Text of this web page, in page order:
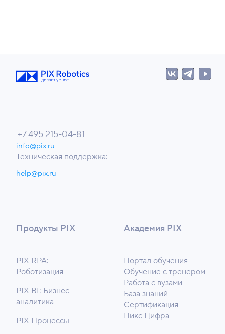
Продукты PIX
PIX RPA:
Роботизация
PIX BI: Бизнес-
аналитика
PIX Процессы
Академия PIX
Портал обучения
Обучение с тренером
Работа с вузами
База знаний
Сертификация
Пикс Цифра
+7 495 215-04-81
info@pix.ru
Техническая поддержка:
help@pix.ru